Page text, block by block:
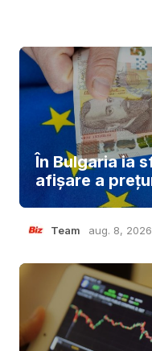
În Bulgaria ia
afișare a
Team aug. 8, 2026